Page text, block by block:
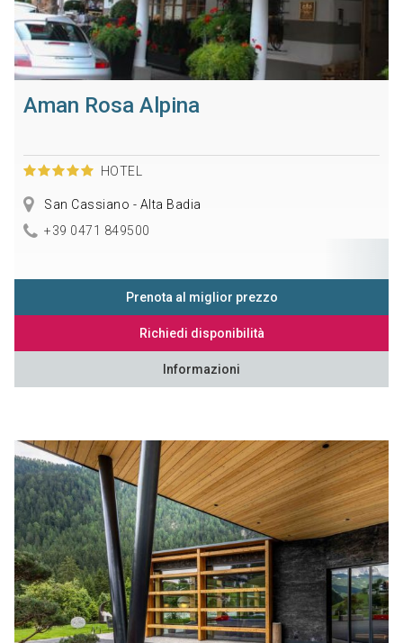
Aman Rosa Alpina
HOTEL
San Cassiano - Alta Badia
+39 0471 849500
Prenota al miglior prezzo
Richiedi disponibilità
Informazioni